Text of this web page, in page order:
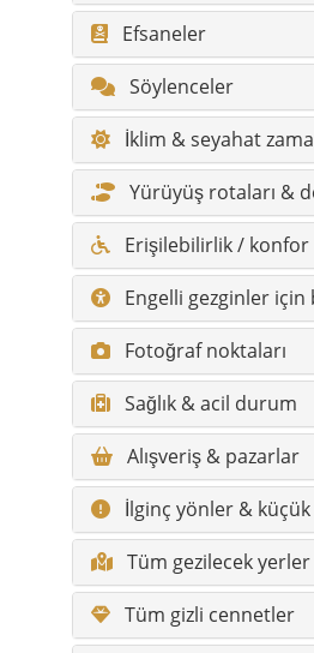
İklim & seyahat
Yürüyüş rotaları &
Erişilebilirlik / konfor
Engelli gezginler için
Fotoğraf noktaları
Sağlık & acil durum
Alışveriş & pazarlar
İlginç yönler &
Tüm gezilecek yerler
Tüm gizli cennetler
Ağlı hakkında sık
Öne çıkan
tanımlar)